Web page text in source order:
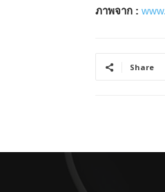
ภาพจาก :
Share